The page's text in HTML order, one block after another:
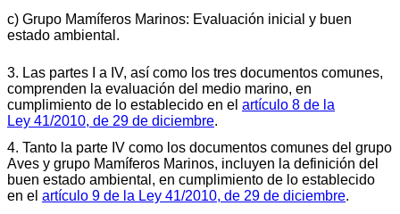
c) Grupo Mamíferos Marinos: Evaluación inicial y buen
estado ambiental.
3. Las partes I a IV, así como los tres documentos comunes,
comprenden la evaluación del medio marino, en
cumplimiento de lo establecido en el artículo 8 de la
Ley 41/2010, de 29 de diciembre.
4. Tanto la parte IV como los documentos comunes del grupo
Aves y grupo Mamíferos Marinos, incluyen la definición del
buen estado ambiental, en cumplimiento de lo establecido
en el artículo 9 de la Ley 41/2010, de 29 de diciembre.